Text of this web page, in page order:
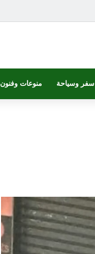
سفر وسياحة منوعات وفنون